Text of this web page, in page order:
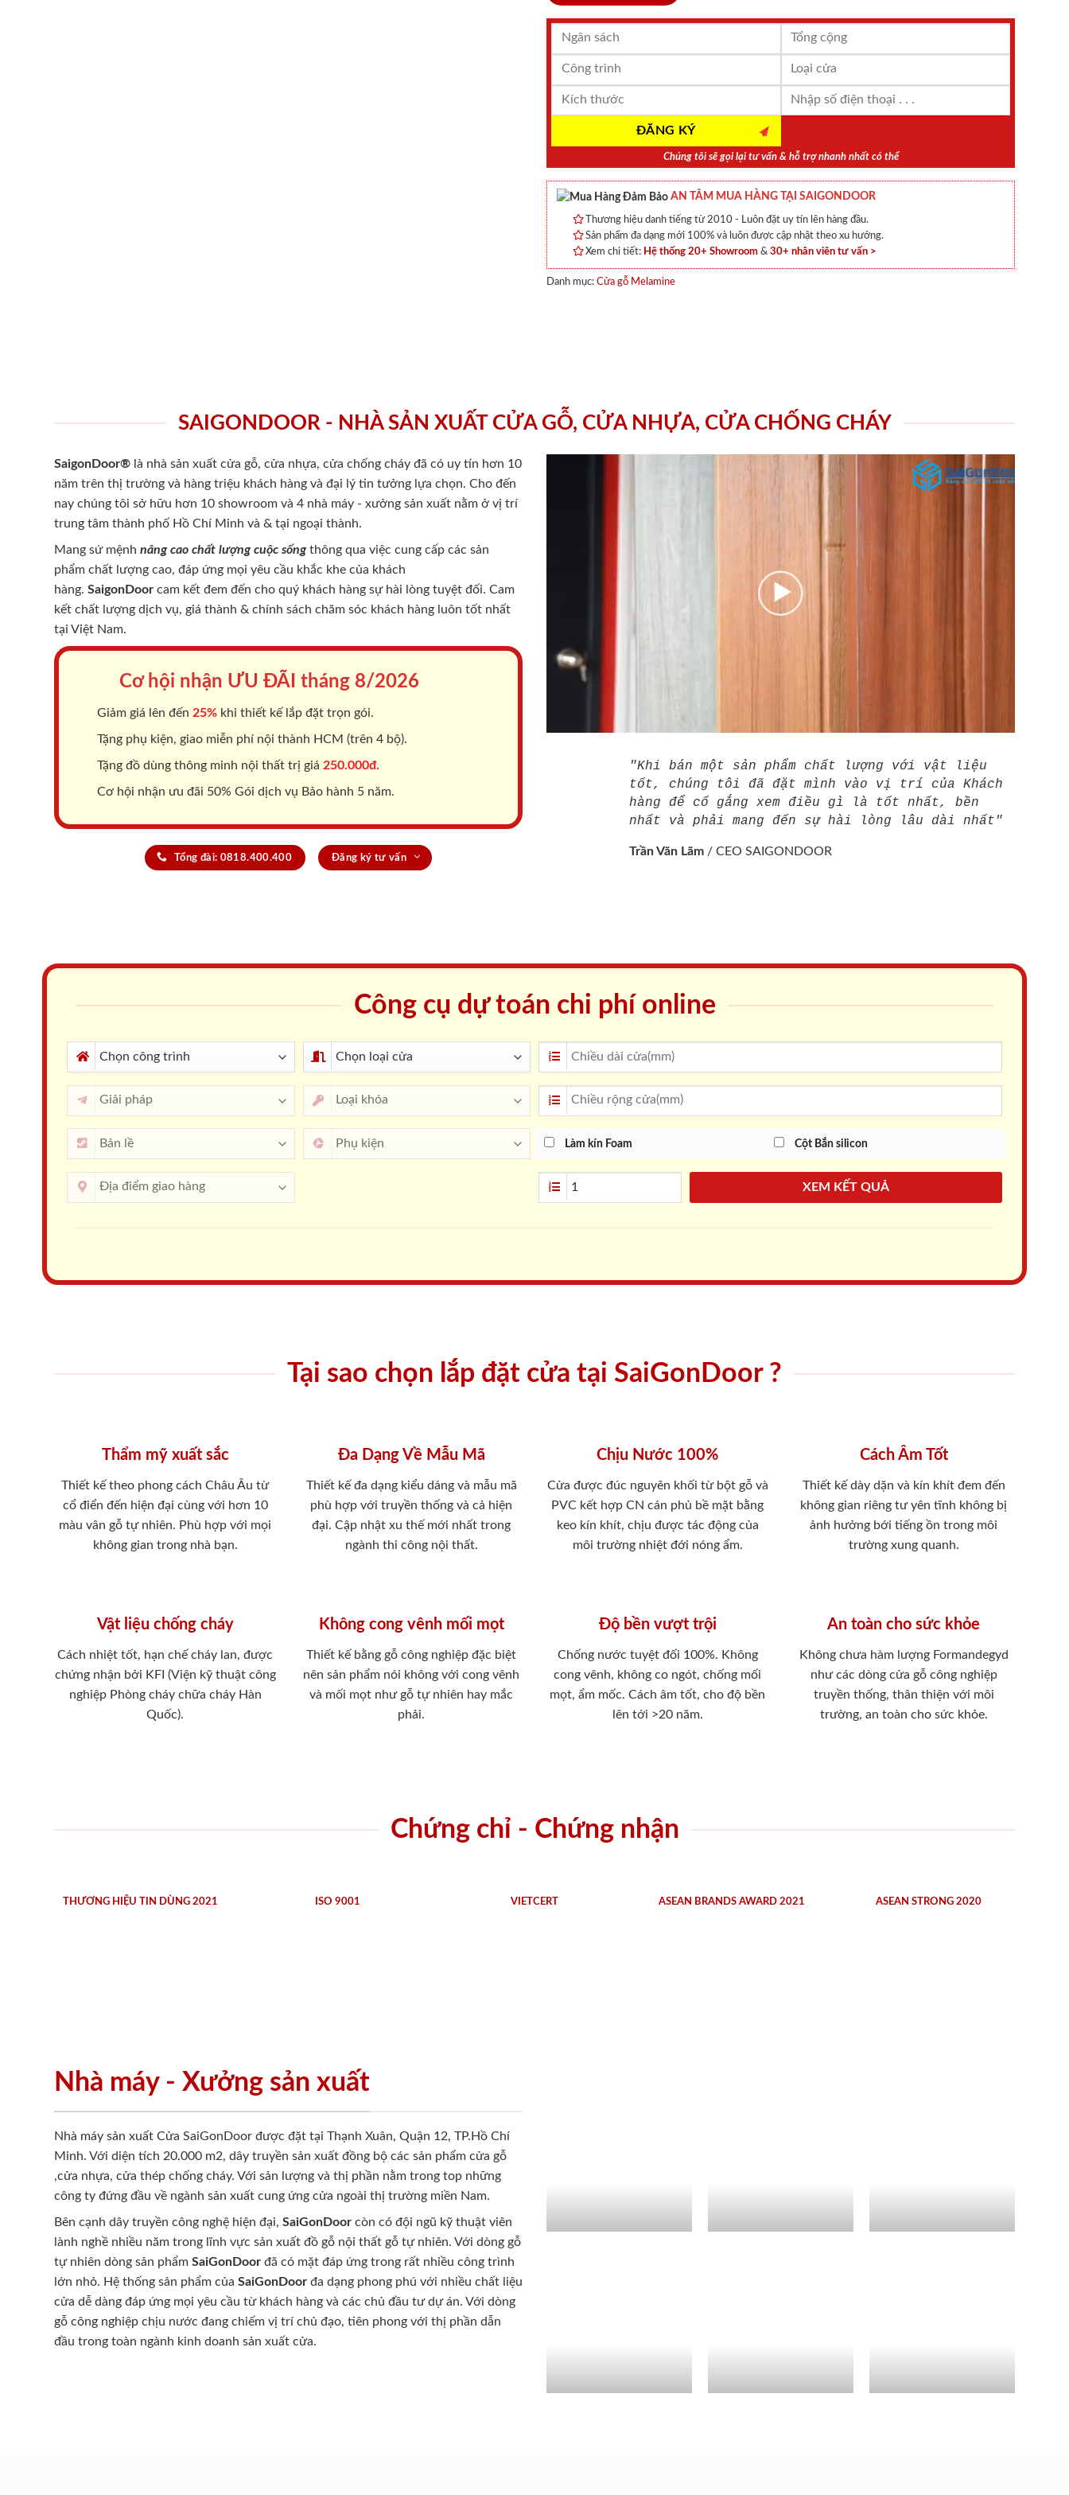
Chúng tôi sẽ gọi lại tư vấn & hỗ trợ nhanh nhất có thể
AN TÂM MUA HÀNG TẠI SAIGONDOOR
Thương hiệu danh tiếng từ 2010 - Luôn đặt uy tín lên hàng đầu.
Sản phẩm đa dạng mới 100% và luôn được cập nhật theo xu hướng.
Xem chi tiết: Hệ thống 20+ Showroom & 30+ nhân viên tư vấn >
Danh mục: Cửa gỗ Melamine
SAIGONDOOR - NHÀ SẢN XUẤT CỬA GỖ, CỬA NHỰA, CỬA CHỐNG CHÁY
SaigonDoor® là nhà sản xuất cửa gỗ, cửa nhựa, cửa chống cháy đã có uy tín hơn 10
năm trên thị trường và hàng triệu khách hàng và đại lý tin tưởng lựa chọn. Cho đến
nay chúng tôi sở hữu hơn 10 showroom và 4 nhà máy - xưởng sản xuất nằm ở vị trí
trung tâm thành phố Hồ Chí Minh và & tại ngoại thành.
Mang sứ mệnh nâng cao chất lượng cuộc sốngthông qua việc cung cấp các sản
phẩm chất lượng cao, đáp ứng mọi yêu cầu khắc khe của khách
hàng. SaigonDoor cam kết đem đến cho quý khách hàng sự hài lòng tuyệt đối. Cam
kết chất lượng dịch vụ, giá thành & chính sách chăm sóc khách hàng luôn tốt nhất
tại Việt Nam.
Cơ hội nhận ƯU ĐÃI tháng 8/2026
Giảm giá lên đến 25% khi thiết kế lắp đặt trọn gói.
Tặng phụ kiện, giao miễn phí nội thành HCM (trên 4 bộ).
Tặng đồ dùng thông minh nội thất trị giá 250.000đ.
Cơ hội nhận ưu đãi 50% Gói dịch vụ Bảo hành 5 năm.
Tổng đài: 0818.400.400 Đăng ký tư vấn
"Khi bán một sản phẩm chất lượng với vật liệu
tốt, chúng tôi đã đặt mình vào vị trí của Khách
hàng để cố gắng xem điều gì là tốt nhất, bền
nhất và phải mang đến sự hài lòng lâu dài nhất"
Trần Văn Lãm / CEO SAIGONDOOR
Công cụ dự toán chi phí online
Làm kín Foam Cột Bắn silicon
XEM KẾT QUẢ
Tại sao chọn lắp đặt cửa tại SaiGonDoor ?
Thẩm mỹ xuất sắc
Thiết kế theo phong cách Châu Âu từ
cổ điển đến hiện đại cùng với hơn 10
màu vân gỗ tự nhiên. Phù hợp với mọi
không gian trong nhà bạn.
Đa Dạng Về Mẫu Mã
Thiết kế đa dạng kiểu dáng và mẫu mã
phù hợp với truyền thống và cả hiện
đại. Cập nhật xu thế mới nhất trong
ngành thi công nội thất.
Chịu Nước 100%
Cửa được đúc nguyên khối từ bột gỗ và
PVC kết hợp CN cán phủ bề mặt bằng
keo kín khít, chịu được tác động của
môi trường nhiệt đới nóng ẩm.
Cách Âm Tốt
Thiết kế dày dặn và kín khít đem đến
không gian riêng tư yên tĩnh không bị
ảnh hưởng bới tiếng ồn trong môi
trường xung quanh.
Vật liệu chống cháy
Cách nhiệt tốt, hạn chế cháy lan, được
chứng nhận bởi KFI (Viện kỹ thuật công
nghiệp Phòng cháy chữa cháy Hàn
Quốc).
Không cong vênh mối mọt
Thiết kế bằng gỗ công nghiệp đặc biệt
nên sản phẩm nói không với cong vênh
và mối mọt như gỗ tự nhiên hay mắc
phải.
Độ bền vượt trội
Chống nước tuyệt đối 100%. Không
cong vênh, không co ngót, chống mối
mọt, ẩm mốc. Cách âm tốt, cho độ bền
lên tới >20 năm.
An toàn cho sức khỏe
Không chưa hàm lượng Formandegyd
như các dòng cửa gỗ công nghiệp
truyền thống, thân thiện với môi
trường, an toàn cho sức khỏe.
Chứng chỉ - Chứng nhận
THƯƠNG HIỆU TIN DÙNG 2021 ISO 9001 VIETCERT ASEAN BRANDS AWARD 2021 ASEAN STRONG 2020
Nhà máy - Xưởng sản xuất
Nhà máy sản xuất Cửa SaiGonDoor được đặt tại Thạnh Xuân, Quận 12, TP.Hồ Chí
Minh. Với diện tích 20.000 m2, dây truyền sản xuất đồng bộ các sản phẩm cửa gỗ
,cửa nhựa, cửa thép chống cháy. Với sản lượng và thị phần nằm trong top những
công ty đứng đầu về ngành sản xuất cung ứng cửa ngoài thị trường miền Nam.
Bên cạnh dây truyền công nghệ hiện đại, SaiGonDoor còn có đội ngũ kỹ thuật viên
lành nghề nhiều năm trong lĩnh vực sản xuất đồ gỗ nội thất gỗ tự nhiên. Với dòng gỗ
tự nhiên dòng sản phẩm SaiGonDoor đã có mặt đáp ứng trong rất nhiều công trình
lớn nhỏ. Hệ thống sản phẩm của SaiGonDoor đa dạng phong phú với nhiều chất liệu
cửa dễ dàng đáp ứng mọi yêu cầu từ khách hàng và các chủ đầu tư dự án. Với dòng
gỗ công nghiệp chịu nước đang chiếm vị trí chủ đạo, tiên phong với thị phần dẫn
đầu trong toàn ngành kinh doanh sản xuất cửa.